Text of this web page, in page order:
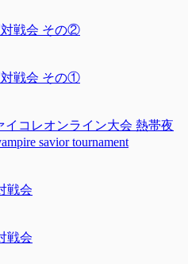
対戦会 その②
対戦会 その①
イコレオンライン大会 熱帯夜
savior tournament
戦会
戦会